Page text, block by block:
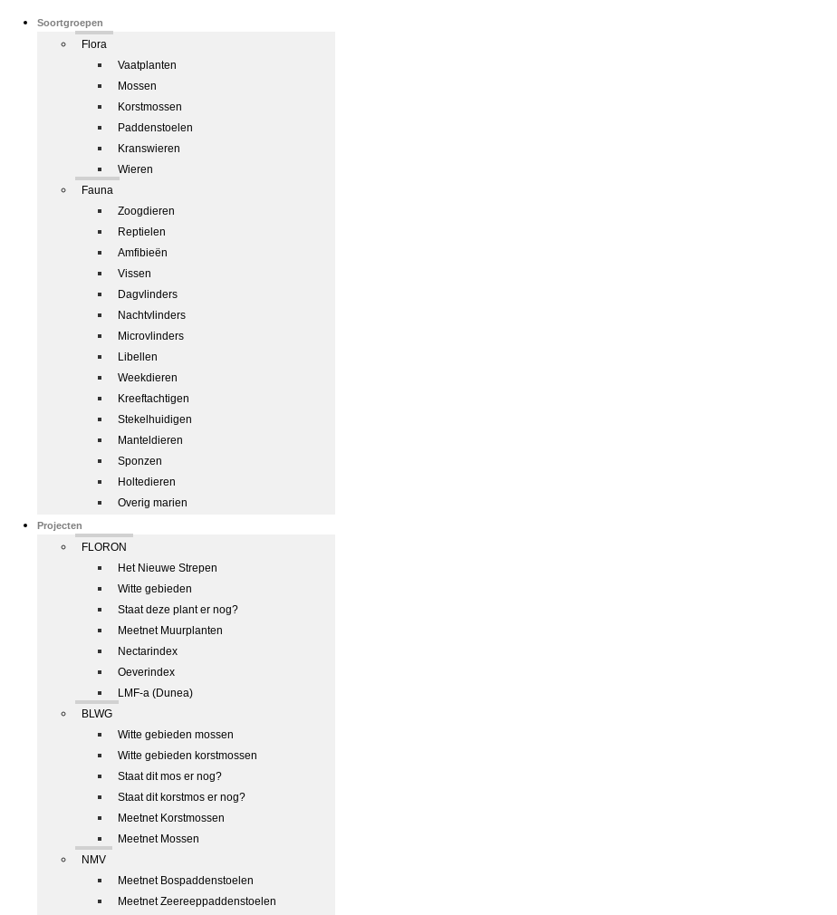
Soortgroepen
Flora
Vaatplanten
Mossen
Korstmossen
Paddenstoelen
Kranswieren
Wieren
Fauna
Zoogdieren
Reptielen
Amfibieën
Vissen
Dagvlinders
Nachtvlinders
Microvlinders
Libellen
Weekdieren
Kreeftachtigen
Stekelhuidigen
Manteldieren
Sponzen
Holtedieren
Overig marien
Projecten
FLORON
Het Nieuwe Strepen
Witte gebieden
Staat deze plant er nog?
Meetnet Muurplanten
Nectarindex
Oeverindex
LMF-a (Dunea)
BLWG
Witte gebieden mossen
Witte gebieden korstmossen
Staat dit mos er nog?
Staat dit korstmos er nog?
Meetnet Korstmossen
Meetnet Mossen
NMV
Meetnet Bospaddenstoelen
Meetnet Zeereeppaddenstoelen